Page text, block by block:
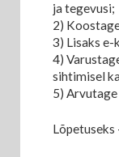
ja tegevusi;
2)
3) Lisaks
4)
sihtimisel
5) Arvutage
Lõpetuseks